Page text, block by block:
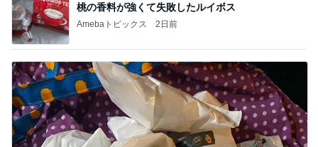
桃の香料が強くて失敗したルイボス
Amebaトピックス 2日前